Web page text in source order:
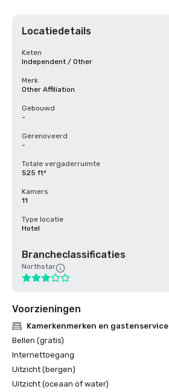
Locatiedetails
Keten
Independent / Other
Merk
Other Affiliation
Gebouwd
-
Gerenoveerd
-
Totale vergaderruimte
525 ft²
Kamers
11
Type locatie
Hotel
Brancheclassificaties
Northstar
Voorzieningen
Kamerkenmerken en gastenservice
Bellen (gratis)
Internettoegang
Uitzicht (bergen)
Uitzicht (oceaan of water)